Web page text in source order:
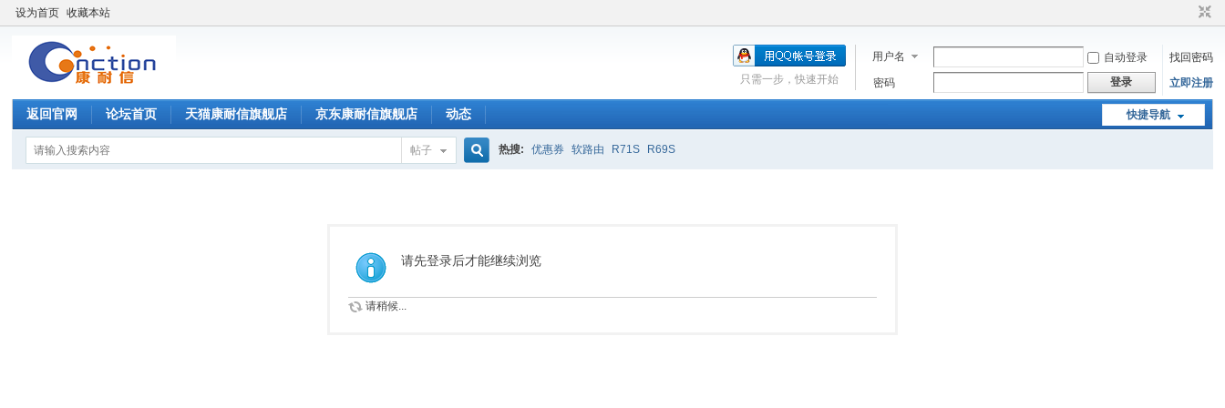
设为首页 收藏本站
用户名 自动登录
找回密码
密码
登录 立即注册
只需一步，快速开始
快捷导航
返回官网 论坛首页 天猫康耐信旗舰店 京东康耐信旗舰店 动态
帖子
索
热搜: 优惠券 软路由 R71S R69S
请先登录后才能继续浏览
请稍候...